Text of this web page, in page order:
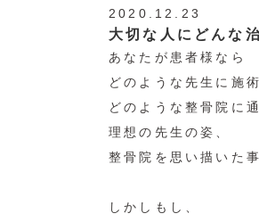
2020.12.23
大切な人にどんな
あなたが患者様なら
どのような先生に施
どのような整骨院に
理想の先生の姿、
整骨院を思い描いた
しかしもし、